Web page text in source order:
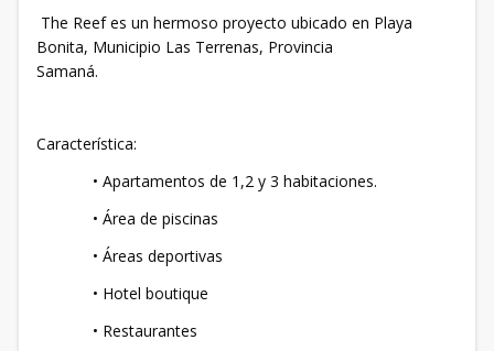
The Reef es un hermoso proyecto ubicado en Playa
Bonita, Municipio Las Terrenas, Provincia
Samaná.
Característica:
• Apartamentos de 1,2 y 3 habitaciones.
• Área de piscinas
• Áreas deportivas
• Hotel boutique
• Restaurantes